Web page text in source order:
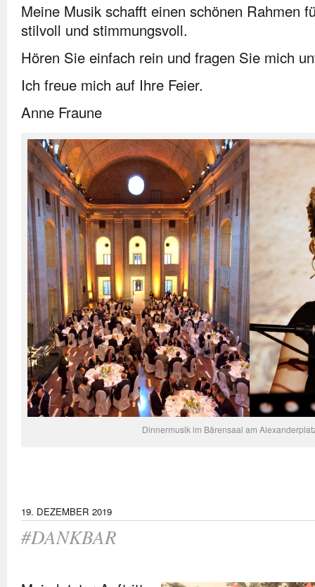
Meine Musik schafft einen schönen Rahmen
stilvoll und stimmungsvoll.
Hören Sie einfach rein und fragen Sie mich
Ich freue mich auf Ihre Feier.
Anne Fraune
Dinnermusik im Bärensaal am
19. DEZEMBER 2019
#DANKBAR